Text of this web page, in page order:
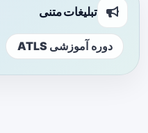
تبلیغات متنی
دوره آموزشی ATLS